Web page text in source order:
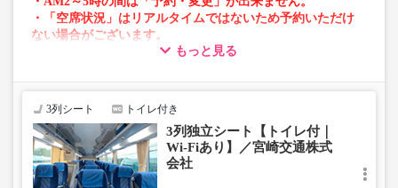
・「空席状況」はリアルタイムではないため予約いただけ
ない場合がございます。
・車両は予告なく変更となる場合がございます。これに伴
で、あらかじめご了承ください。
もっと見る
3列シート トイレ付き
3列独立シート【トイレ付｜
Wi-Fiあり】／宮崎交通株式
会社